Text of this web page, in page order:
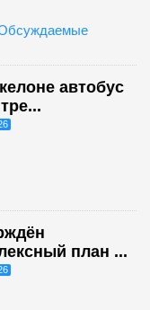
автобус
план ...